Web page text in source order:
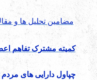
مضامین تحلیل ها و
کمیته مشترک تفاهم
چپاول دارایی های